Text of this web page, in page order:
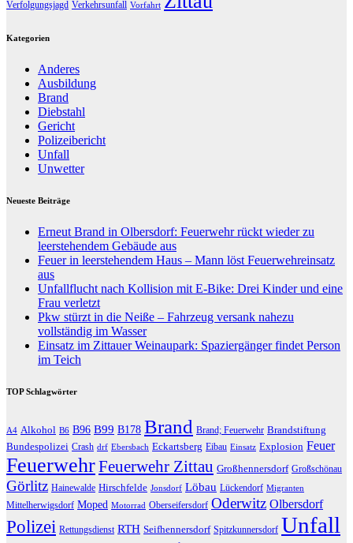
Verfolgungsjagd Verkehrsunfall Vorfahrt
Kategorien
Anderes
Ausbildung
Brand
Diebstahl
Gericht
Polizeibericht
Unfall
Unwetter
Neueste Beiträge
Erneut Brand in Olbersdorf: Feuerwehr rückt wieder zu
leerstehendem Gebäude aus
Feuer in leerstehendem Haus – Mann löst Feuerwehreinsatz
aus
Unfallflucht nach Kollision mit E-Bike: Drei Kinder und eine
Frau verletzt
Pkw stürzt in die Neiße – Fahrzeug versank nahezu
vollständig im Wasser
Einsatz im Zittauer Weinaupark: Spaziergänger findet Person
im Teich
TOP Schlagwörter
A4 Alkohol B6 B96 B99 B178 Brand Brand; Feuerwehr Brandstiftung
Bundespolizei Crash drf Ebersbach Eckartsberg Eibau Einsatz Explosion Feuer
FeuerwehrFeuerwehr Zittau Großhennersdorf Großschönau
Görlitz Hainewalde Hirschfelde Jonsdorf Löbau Lückendorf Migranten
Mittelherwigsdorf Moped Motorrad Oberseifersdorf Oderwitz Olbersdorf
Polizei Rettungsdienst RTH Seifhennersdorf Spitzkunnersdorf Unfall